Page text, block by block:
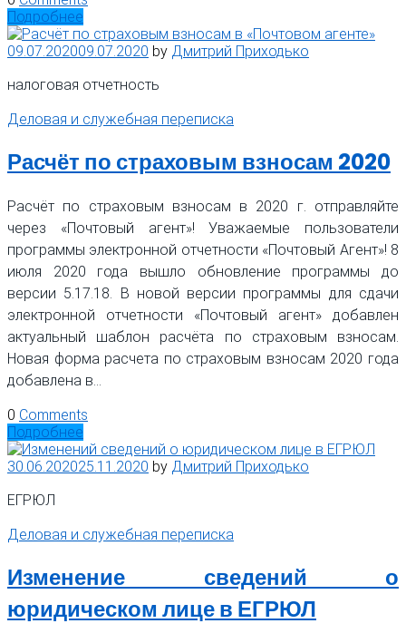
Подробнее
09.07.202009.07.2020 by Дмитрий Приходько
налоговая отчетность
Деловая и служебная переписка
Расчёт по страховым взносам 2020
Расчёт по страховым взносам в 2020 г. отправляйте
через «Почтовый агент»! Уважаемые пользователи
программы электронной отчетности «Почтовый Агент»! 8
июля 2020 года вышло обновление программы до
версии 5.17.18. В новой версии программы для сдачи
электронной отчетности «Почтовый агент» добавлен
актуальный шаблон расчёта по страховым взносам.
Новая форма расчета по страховым взносам 2020 года
добавлена в…
0 Comments
Подробнее
30.06.202025.11.2020 by Дмитрий Приходько
ЕГРЮЛ
Деловая и служебная переписка
Изменение сведений о
юридическом лице в ЕГРЮЛ